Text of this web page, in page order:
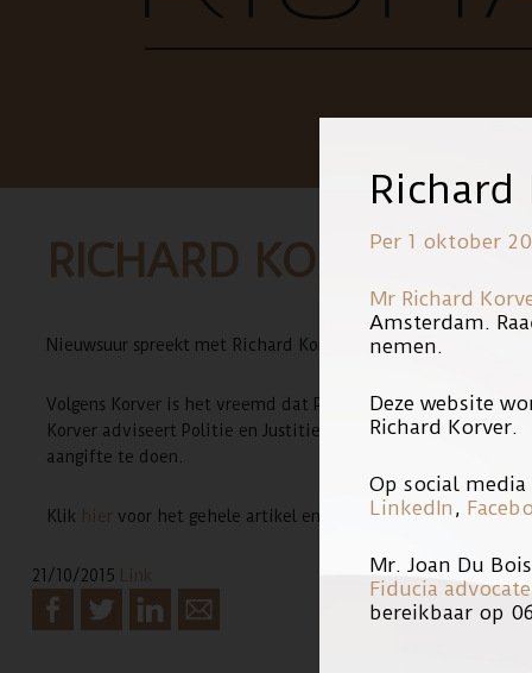
RICHARD KORVER IN
Nieuwsuur spreekt met Richard Korver als advocaat over
Volgens Korver is het vreemd dat Politie en Justitie geen
Korver adviseert Politie en Justitie hun beleid omtrent de
aangifte te doen.
Klik hier voor het gehele artikel en de uitzending.
21/10/2015 Link
Per 1 oktober
Mr Richard
Amsterdam.
nemen.
Deze website
Richard Korver.
Op social media
LinkedIn ,
Mr. Joan Du
Fiducia
bereikbaar op